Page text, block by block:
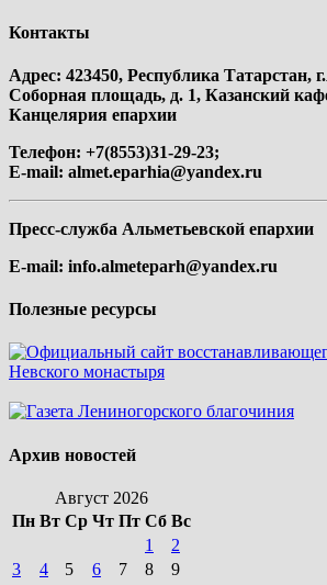
Контакты
Адрес: 423450, Республика Татарстан,
Соборная площадь, д. 1, Казанский
Канцелярия епархии
Телефон: +7(8553)31-29-23;
E-mail: almet.eparhia@yandex.ru
Пресс-служба Альметьевской епархии
E-mail: info.almeteparh@yandex.ru
Полезные ресурсы
Архив новостей
Август 2026
Пн Вт Ср Чт Пт Сб Вс
1
2
3
4 5 6 7 8
9